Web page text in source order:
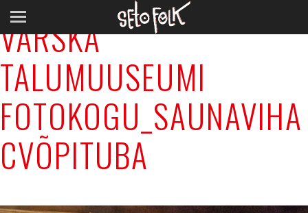
VÄRSKA
TALUMUUSEUMI
FOTOKOGU_SAUNAVIHA
CVÕPITUBA